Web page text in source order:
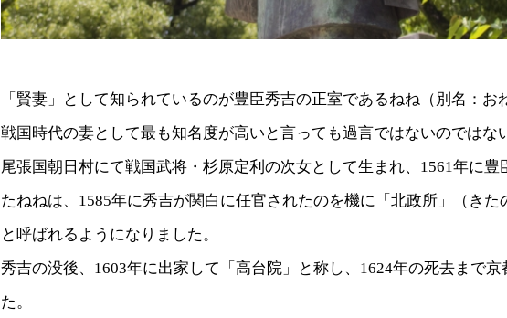
「賢妻」として知られているのが豊臣秀吉の正室であるねね（別名：お
戦国時代の妻として最も知名度が高いと言っても過言ではないのではな
尾張国朝日村にて戦国武将・杉原定利の次女として生まれ、1561年に豊
たねねは、1585年に秀吉が関白に任官されたのを機に「北政所」（きた
と呼ばれるようになりました。
秀吉の没後、1603年に出家して「高台院」と称し、1624年の死去まで京
た。